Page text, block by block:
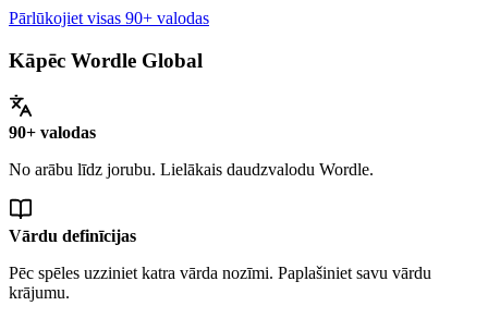
Pārlūkojiet visas 90+ valodas
Kāpēc Wordle Global
90+ valodas
No arābu līdz jorubu. Lielākais daudzvalodu Wordle.
Vārdu definīcijas
Pēc spēles uzziniet katra vārda nozīmi. Paplašiniet savu vārdu
krājumu.